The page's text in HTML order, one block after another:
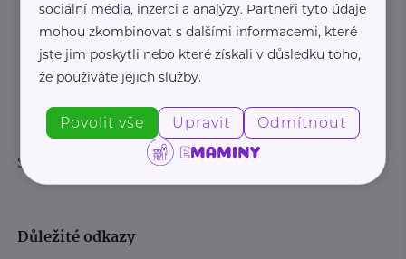
Sledujte nás:
Důležité odkazy
sociální média, inzerci a analýzy. Partneři tyto údaje
mohou zkombinovat s dalšími informacemi, které
jste jim poskytli nebo které získali v důsledku toho,
že používáte jejich služby.
Povolit vše Upravit Odmítnout